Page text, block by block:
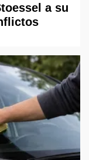
a su